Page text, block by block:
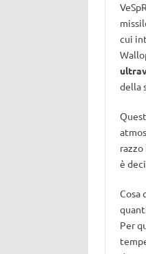
cui
della
razzo
è
Cosa
Per